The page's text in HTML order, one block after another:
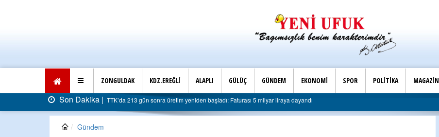
ZONGULDAK KDZ.EREĞLİ ALAPLI GÜLÜÇ GÜNDEM EKONOMİ SPOR POLİTİKA MAGAZİN
Faturası 5 milyar liraya dayandı Son Dakika |AK Parti Ereğli İlçe Başkanlığı’ndan belediyeye sert eleştiri: “Algı siyaseti değil, hizmet belediyeciliği”
Gündem